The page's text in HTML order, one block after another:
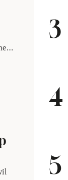
3
4
5